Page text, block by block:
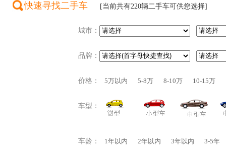
快速寻找二手车 [当前共有220辆二手车可供您选择]
城市：
品牌：
价格： 5万以内 5-8万 8-10万 10-15万
车型：
车龄： 1年以内 2年以内 3年以内 3-5年